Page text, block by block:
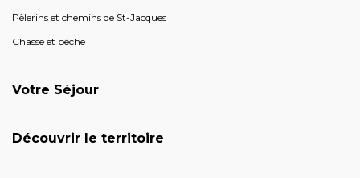
Pèlerins et chemins de St-Jacques
Chasse et pêche
Votre Séjour
Découvrir le territoire